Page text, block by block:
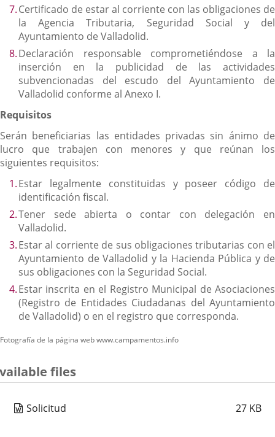
Certificado de estar al corriente con las obligaciones de
la Agencia Tributaria, Seguridad Social y del
Ayuntamiento de Valladolid.
Declaración responsable comprometiéndose a la
inserción en la publicidad de las actividades
subvencionadas del escudo del Ayuntamiento de
Valladolid conforme al Anexo I.
Requisitos
Serán beneficiarias las entidades privadas sin ánimo de
lucro que trabajen con menores y que reúnan los
siguientes requisitos:
Estar legalmente constituidas y poseer código de
identificación fiscal.
Tener sede abierta o contar con delegación en
Valladolid.
Estar al corriente de sus obligaciones tributarias con el
Ayuntamiento de Valladolid y la Hacienda Pública y de
sus obligaciones con la Seguridad Social.
Estar inscrita en el Registro Municipal de Asociaciones
(Registro de Entidades Ciudadanas del Ayuntamiento
de Valladolid) o en el registro que corresponda.
Fotografía de la página web www.campamentos.info
files
Solicitud 27 KB